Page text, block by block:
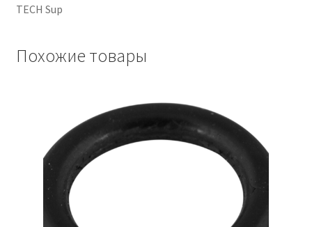
TECH Sup
Похожие товары